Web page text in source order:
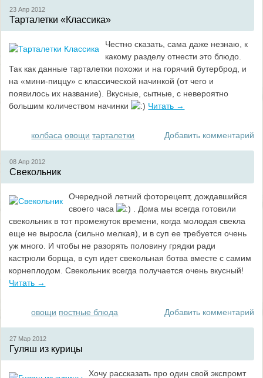
23 Апр2012
Тарталетки «Классика»
Честно сказать, сама даже незнаю, к
какому разделу отнести это блюдо.
Так как данные тарталетки похожи и на горячий бутерброд, и
на «мини-пиццу» с классической начинкой (от чего и
появилось их название). Вкусные, сытные, с невероятно
большим количеством начинки
Читать →
колбаса овощи тарталетки Добавить комментарий
08 Апр2012
Свекольник
Очередной летний фоторецепт, дождавшийся
своего часа
. Дома мы всегда готовили
свекольник в тот промежуток времени, когда молодая свекла
еще не выросла (сильно мелкая), и в суп ее требуется очень
уж много. И чтобы не разорять половину грядки ради
кастрюли борща, в суп идет свекольная ботва вместе с самим
корнеплодом. Свекольник всегда получается очень вкусный!
Читать →
овощи постные блюда Добавить комментарий
27 Мар2012
Гуляш из курицы
Хочу рассказать про один свой экспромт